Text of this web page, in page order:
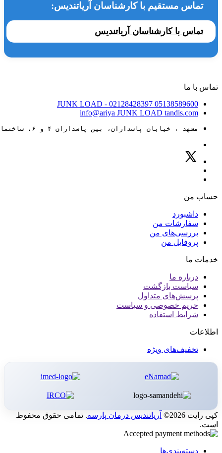
تماس مستقیم با کارشناسان آریاتندیس:
تماس با کارشناسان آریاتندیس
تماس با ما
05138589600
JUNK LOAD - 02128428397
info@ariya JUNK LOAD tandis.com
مشهد ، خیابان پاسداران، بین پاسداران ۴ و ۶، ساختمان ۸۸
حساب من
داشبورد
سفارشات من
بررسی‌های من
پروفایل من
خدمات ما
درباره ما
سیاست بازگشت
پرسش‌های متداول
حریم خصوصی و سیاست
شرایط استفاده
اطلاعات
تخفیف‌های ویژه
کپی رایت 2026© آریاتندیس درمان پارسه. تمامی حقوق محفوظ
است.
دسته‌بندی‌ها